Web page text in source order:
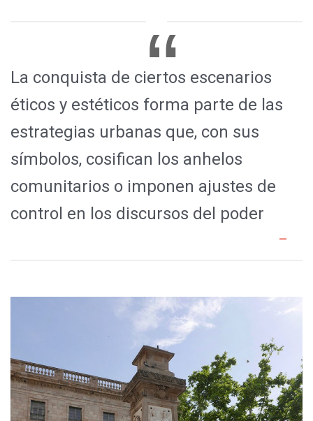
La conquista de ciertos escenarios
éticos y estéticos forma parte de las
estrategias urbanas que, con sus
símbolos, cosifican los anhelos
comunitarios o imponen ajustes de
control en los discursos del poder